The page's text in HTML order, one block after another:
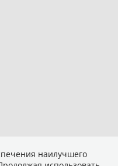
наилучшего